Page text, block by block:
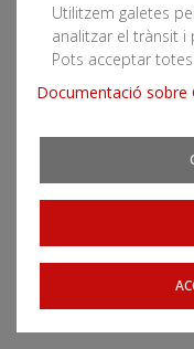
Utilitzem galetes
analitzar el trànsit
Pots acceptar
Documentació sobre